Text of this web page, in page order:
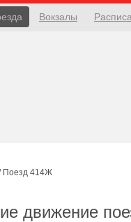
Вокзалы
Поезд 414Ж
движение